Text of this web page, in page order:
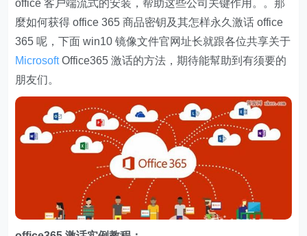
office 客户端流式的安装，帮助这些公司关键作用。。那
麼如何获得 office 365 商品密钥及其怎样永久激话 office
365 呢，下面 win10 镜像文件官网址长就跟各位共享关于
MicrosoftOffice365 激话的方法，期待能幫助到有须要的
朋友们。